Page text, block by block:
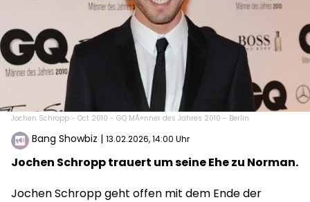
Jochen Schropp - Oct 2010 - GQ MÃ¤nner des Jahres 2010 - Berlin
Bang Showbiz | 13.02.2026, 14:00 Uhr
Jochen Schropp trauert um seine Ehe zu Norman.
Jochen Schropp geht offen mit dem Ende der